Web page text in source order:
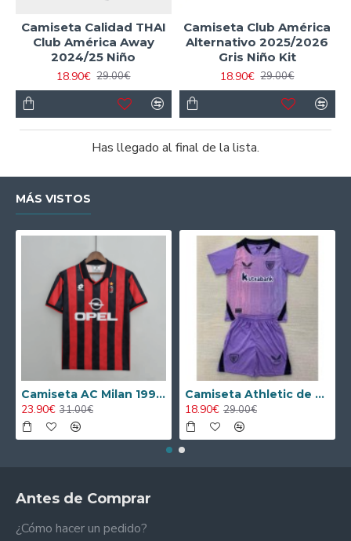
Camiseta Calidad THAI
Club América Away
2024/25 Niño
18.90€ 29.00€
Camiseta Club América
Alternativo 2025/2026
Gris Niño Kit
18.90€ 29.00€
Has llegado al final de la lista.
MÁS VISTOS
Camiseta AC Milan 1995/1996 Local Retro
23.90€ 31.00€
Camiseta Athletic de Bilbao 2024/2025 Alternativo Niño Kit
18.90€ 29.00€
Antes de Comprar
¿Cómo hacer un pedido?